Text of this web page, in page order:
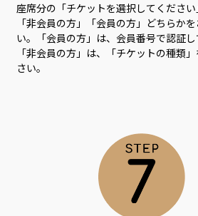
座席分の「チケットを選択してくださ
「非会員の方」「会員の方」どちらか
い。「会員の方」は、会員番号で認証し
「非会員の方」は、「チケットの種類
さい。